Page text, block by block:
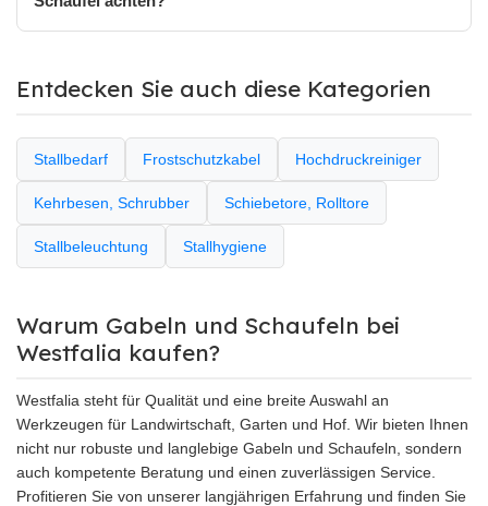
Entdecken Sie auch diese Kategorien
Stallbedarf Frostschutzkabel Hochdruckreiniger
Kehrbesen, Schrubber Schiebetore, Rolltore
Stallbeleuchtung Stallhygiene
Warum Gabeln und Schaufeln bei
Westfalia kaufen?
Westfalia steht für Qualität und eine breite Auswahl an
Werkzeugen für Landwirtschaft, Garten und Hof. Wir bieten Ihnen
nicht nur robuste und langlebige Gabeln und Schaufeln, sondern
auch kompetente Beratung und einen zuverlässigen Service.
Profitieren Sie von unserer langjährigen Erfahrung und finden Sie